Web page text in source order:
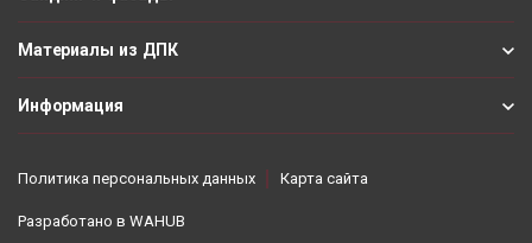
Материалы из ДПК
Информация
Политика персональных данных Карта сайта
Разработано в WAHUB